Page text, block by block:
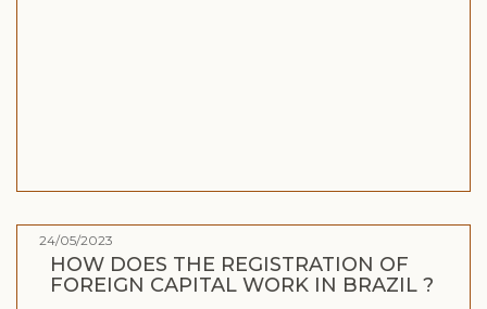
24/05/2023
HOW DOES THE REGISTRATION OF
FOREIGN CAPITAL WORK IN BRAZIL ?